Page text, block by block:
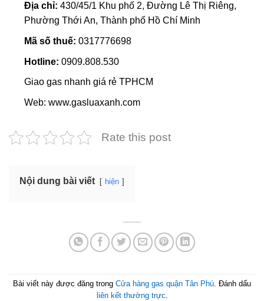
Địa chỉ: 430/45/1 Khu phố 2, Đường Lê Thị Riêng,
Phường Thới An, Thành phố Hồ Chí Minh
Mã số thuế: 0317776698
Hotline: 0909.808.530
Giao gas nhanh giá rẻ TPHCM
Web: www.gasluaxanh.com
Rate this post
Nội dung bài viết hiện
Bài viết này được đăng trong Cửa hàng gas quận Tân Phú. Đánh dấu
liên kết thường trực.